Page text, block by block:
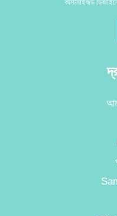
কাস্টমাইজড